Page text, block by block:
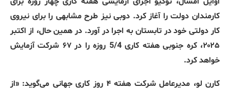
کارمندان دولت را آغاز کرد. دوبی نیز طرح مشابهی را برای نیروی
کار دولتی خود در تابستان به اجرا در آورد. در همین حال، از اکتبر
۲۰۲۵، کره جنوبی هفته کاری
5/4
روزه را در ۶۷ شرکت آزمایش
خواهد کرد.
کارن لو، مدیرعامل شرکت هفته ۴ روز کاری جهانی می‌گوید : «از